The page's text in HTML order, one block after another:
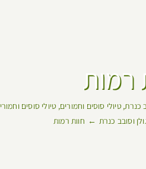
רמות
כנרת טיולי סוסים וחמורים טיולי סוסים
וסובב כנרת
חוות רמות